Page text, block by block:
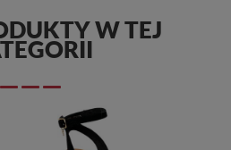
W TEJ